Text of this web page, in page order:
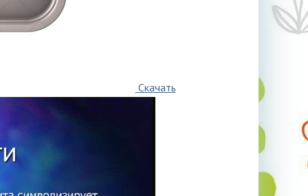
Скачать